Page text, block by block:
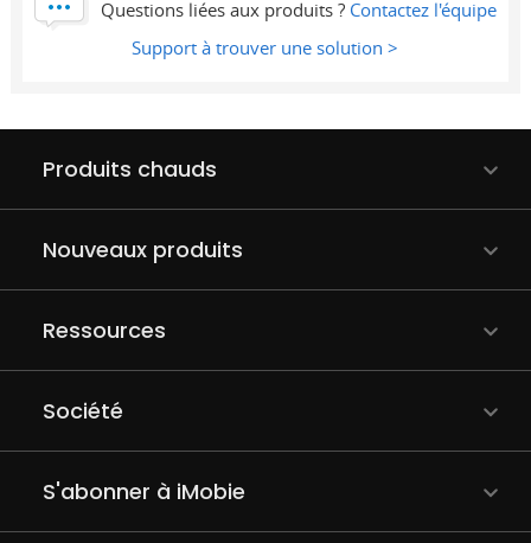
Questions liées aux produits ? Contactez l'équipe
Support à trouver une solution >
Produits chauds
Nouveaux produits
Ressources
Société
S'abonner à iMobie